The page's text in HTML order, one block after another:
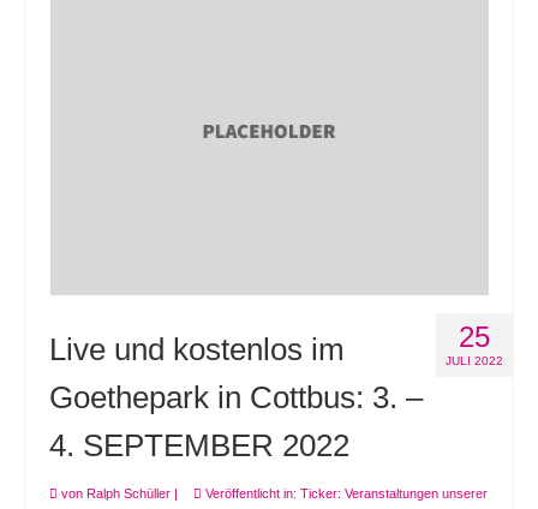
25
JULI 2022
Live und kostenlos im
Goethepark in Cottbus: 3. –
4. SEPTEMBER 2022
von Ralph Schüller Veröffentlicht in: Ticker: Veranstaltungen unserer